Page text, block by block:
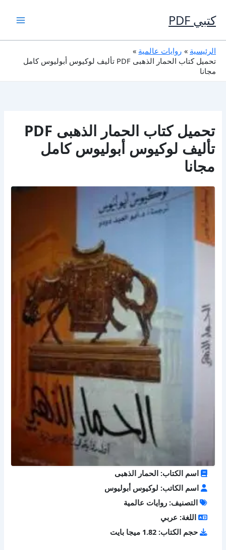
إلى
المحتوى
كتبي PDF
الرئيسية
روايات عالمية
تحميل كتاب الحمار الذهبى PDF تأليف لوكيوس أبوليوس كامل
مجانا
تحميل كتاب الحمار الذهبى PDF
تأليف لوكيوس أبوليوس كامل
مجانا
اسم الكتاب: الحمار الذهبى
اسم الكاتب: لوكيوس أبوليوس
التصنيف: روايات عالمية
اللغة: عربي
حجم الكتاب: 1.82 ميجا بايت